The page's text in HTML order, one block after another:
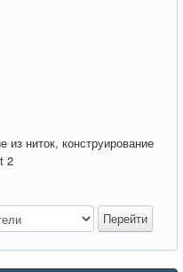
из ниток, конструирование
2